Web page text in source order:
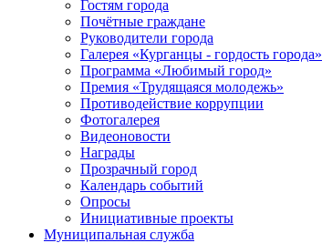
Гостям города
Почётные граждане
Руководители города
Галерея «Курганцы - гордость города»
Программа «Любимый город»
Премия «Трудящаяся молодежь»
Противодействие коррупции
Фотогалерея
Видеоновости
Награды
Прозрачный город
Календарь событий
Опросы
Инициативные проекты
Муниципальная служба